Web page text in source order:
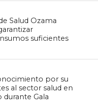
Salud Ozama
suficientes
por su
al sector salud en
durante Gala